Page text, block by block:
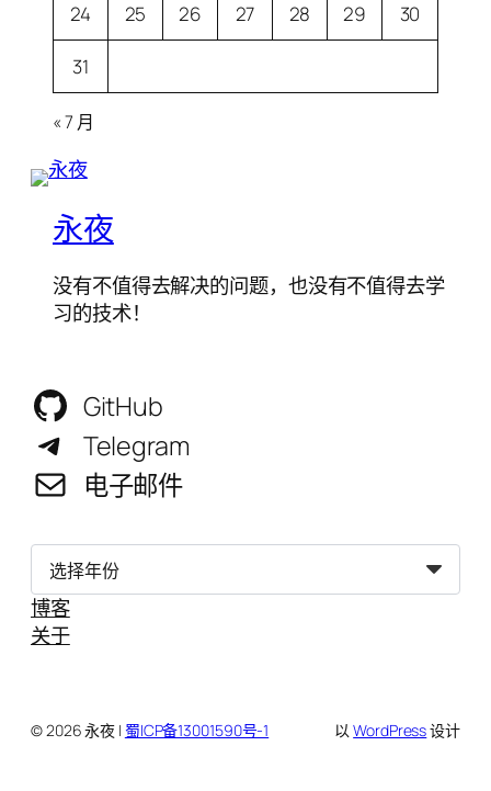
24 25 26 27 28 29 30
31
« 7 月
永夜
没有不值得去解决的问题，也没有不值得去学
习的技术！
GitHub
Telegram
电子邮件
归
博客
关于
© 2026 永夜 | 蜀ICP备13001590号-1 以WordPress设计